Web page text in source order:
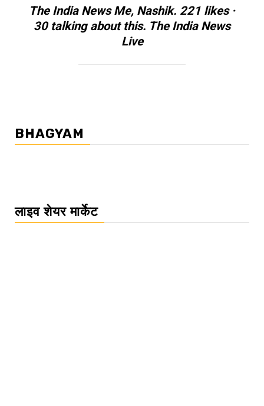
The India News Me, Nashik. 221 likes ·
30 talking about this. The India News
Live
BHAGYAM
लाइव शेयर मार्केट